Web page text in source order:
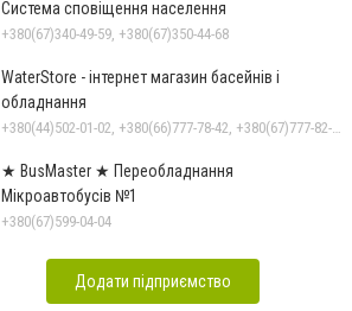
Система сповіщення населення
+380(67)340-49-59, +380(67)350-44-68
WaterStore - інтернет магазин басейнів і
обладнання
★ BusMaster ★ Переобладнання
Мікроавтобусів №1
+380(67)599-04-04
Додати підприємство